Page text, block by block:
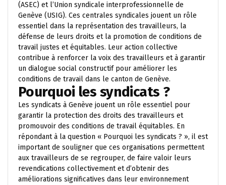
(ASEC) et l’Union syndicale interprofessionnelle de
Genève (USIG). Ces centrales syndicales jouent un rôle
essentiel dans la représentation des travailleurs, la
défense de leurs droits et la promotion de conditions de
travail justes et équitables. Leur action collective
contribue à renforcer la voix des travailleurs et à garantir
un dialogue social constructif pour améliorer les
conditions de travail dans le canton de Genève.
Pourquoi les syndicats ?
Les syndicats à Genève jouent un rôle essentiel pour
garantir la protection des droits des travailleurs et
promouvoir des conditions de travail équitables. En
répondant à la question « Pourquoi les syndicats ? », il est
important de souligner que ces organisations permettent
aux travailleurs de se regrouper, de faire valoir leurs
revendications collectivement et d’obtenir des
améliorations significatives dans leur environnement